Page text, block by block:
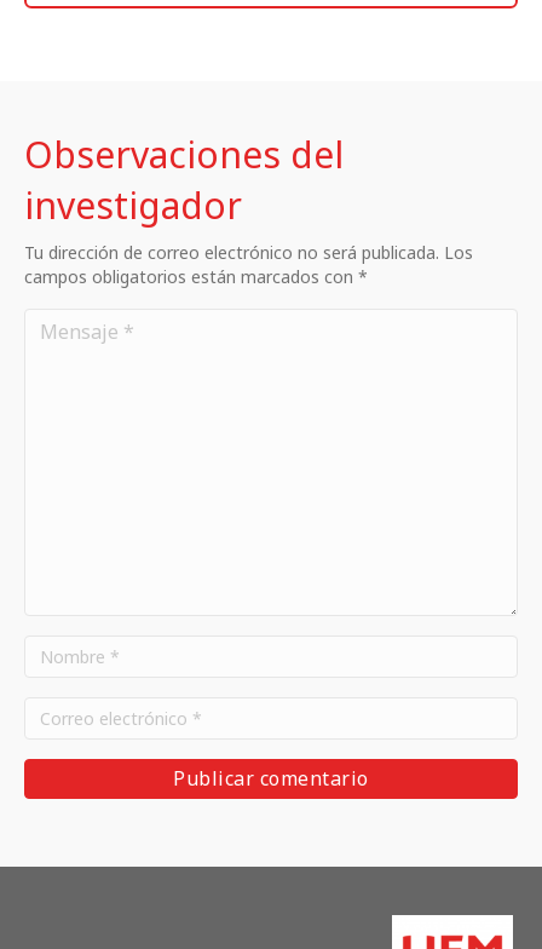
Observaciones del
investigador
Tu dirección de correo electrónico no será publicada. Los
campos obligatorios están marcados con *